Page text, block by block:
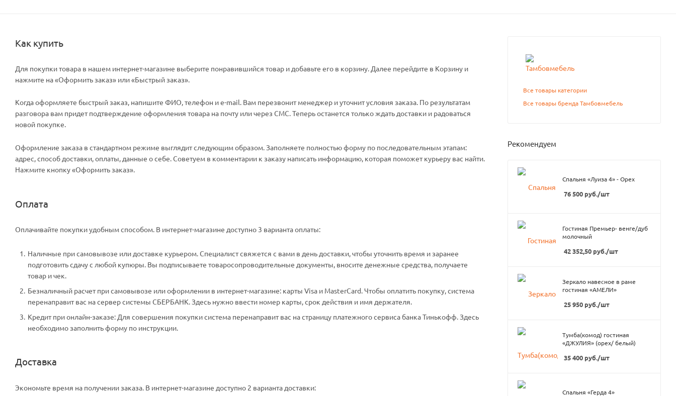
Как купить
Для покупки товара в нашем интернет-магазине выберите понравившийся товар и добавьте его в корзину. Далее перейдите в Корзину и
нажмите на «Оформить заказ» или «Быстрый заказ».
Когда оформляете быстрый заказ, напишите ФИО, телефон и e-mail. Вам перезвонит менеджер и уточнит условия заказа. По результатам
разговора вам придет подтверждение оформления товара на почту или через СМС. Теперь останется только ждать доставки и радоваться
новой покупке.
Оформление заказа в стандартном режиме выглядит следующим образом. Заполняете полностью форму по последовательным этапам:
адрес, способ доставки, оплаты, данные о себе. Советуем в комментарии к заказу написать информацию, которая поможет курьеру вас найти.
Нажмите кнопку «Оформить заказ».
Оплата
Оплачивайте покупки удобным способом. В интернет-магазине доступно 3 варианта оплаты:
Наличные при самовывозе или доставке курьером. Специалист свяжется с вами в день доставки, чтобы уточнить время и заранее
подготовить сдачу с любой купюры. Вы подписываете товаросопроводительные документы, вносите денежные средства, получаете
товар и чек.
Безналичный расчет при самовывозе или оформлении в интернет-магазине: карты Visa и MasterCard. Чтобы оплатить покупку, система
перенаправит вас на сервер системы СБЕРБАНК. Здесь нужно ввести номер карты, срок действия и имя держателя.
Кредит при онлайн-заказе: Для совершения покупки система перенаправит вас на страницу платежного сервиса банка Тинькофф. Здесь
необходимо заполнить форму по инструкции.
Доставка
Экономьте время на получении заказа. В интернет-магазине доступно 2 варианта доставки:
Все товары категории
Все товары бренда Тамбовмебель
Рекомендуем
Спальня «Луиза 4» - Орех
76 500 руб./шт
Гостиная Премьер- венге/дуб
молочный
42 352,50 руб./шт
Зеркало навесное в раме
гостиная «АМЕЛИ»
25 950 руб./шт
Тумба(комод) гостиная
«ДЖУЛИЯ» (орех/ белый)
35 400 руб./шт
Спальня «Герда 4»